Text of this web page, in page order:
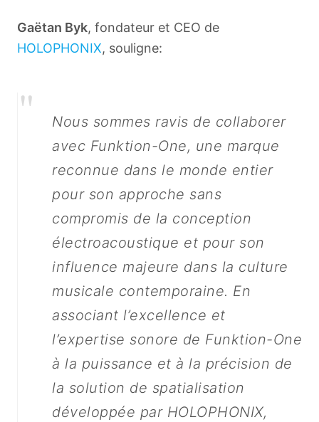
Gaëtan Byk, fondateur et CEO de
HOLOPHONIX, souligne:
"
Nous sommes ravis de collaborer
avec Funktion-One, une marque
reconnue dans le monde entier
pour son approche sans
compromis de la conception
électroacoustique et pour son
influence majeure dans la culture
musicale contemporaine. En
associant l’excellence et
l’expertise sonore de Funktion-One
à la puissance et à la précision de
la solution de spatialisation
développée par HOLOPHONIX,